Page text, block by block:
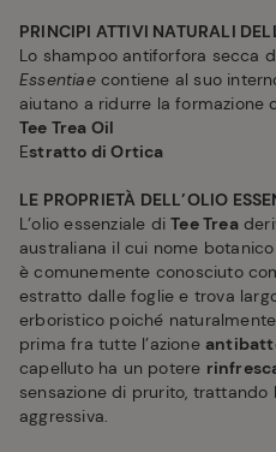
PRINCIPI ATTIVI NATURALI
Lo shampoo antiforfora secca
Essentiaecontiene al suo
aiutano a ridurre la formazione
Tee Trea Oil
Estratto di Ortica
LE PROPRIETÀ DELL’OLIO
L’olio essenziale diTee Trea
australiana il cui nome botanico
è comunemente conosciuto
estratto dalle foglie e trova
erboristico poiché
prima fra tutte l’azione
capelluto ha un potere
sensazione di prurito, trattando
aggressiva.